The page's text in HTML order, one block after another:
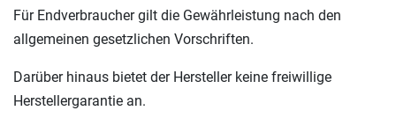
Für Endverbraucher gilt die Gewährleistung nach den
allgemeinen gesetzlichen Vorschriften.
Darüber hinaus bietet der Hersteller keine freiwillige
Herstellergarantie an.